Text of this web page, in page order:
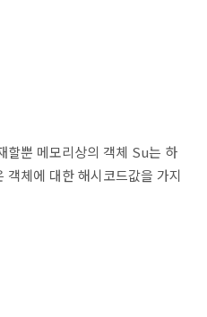
할뿐 메모리상의 객체 Su는 하
객체에 대한 해시코드값을 가지